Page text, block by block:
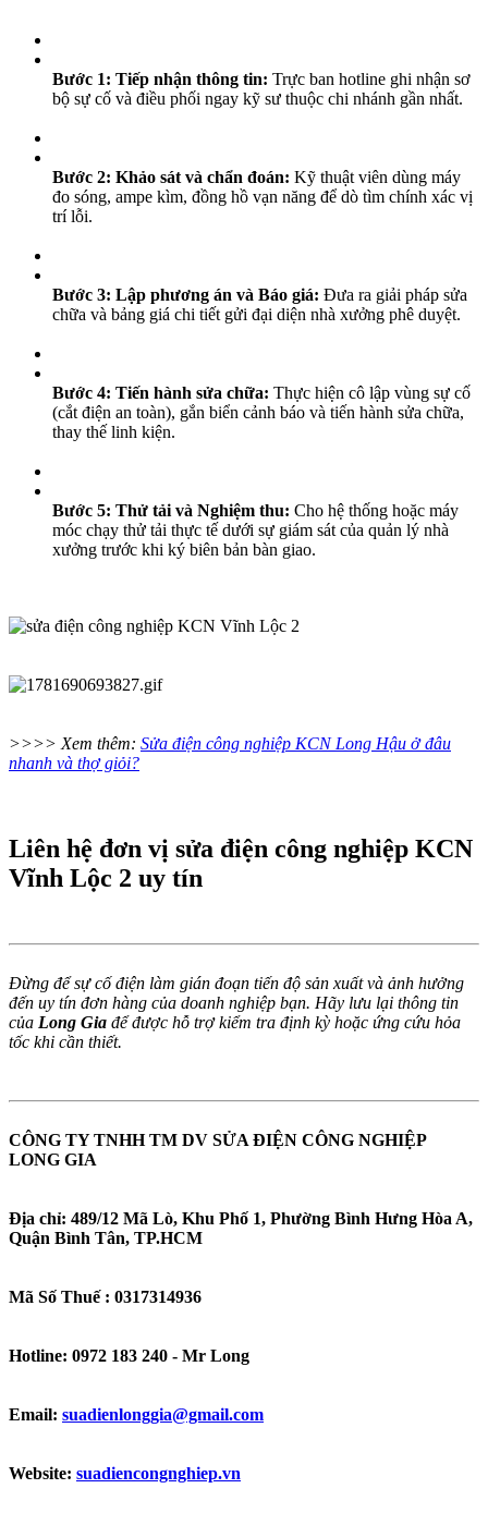
Bước 1: Tiếp nhận thông tin: Trực ban hotline ghi nhận sơ
bộ sự cố và điều phối ngay kỹ sư thuộc chi nhánh gần nhất.
Bước 2: Khảo sát và chẩn đoán: Kỹ thuật viên dùng máy
đo sóng, ampe kìm, đồng hồ vạn năng để dò tìm chính xác vị
trí lỗi.
Bước 3: Lập phương án và Báo giá: Đưa ra giải pháp sửa
chữa và bảng giá chi tiết gửi đại diện nhà xưởng phê duyệt.
Bước 4: Tiến hành sửa chữa: Thực hiện cô lập vùng sự cố
(cắt điện an toàn), gắn biển cảnh báo và tiến hành sửa chữa,
thay thế linh kiện.
Bước 5: Thử tải và Nghiệm thu: Cho hệ thống hoặc máy
móc chạy thử tải thực tế dưới sự giám sát của quản lý nhà
xưởng trước khi ký biên bản bàn giao.
>>>> Xem thêm: Sửa điện công nghiệp KCN Long Hậu ở đâu
nhanh và thợ giỏi?
Liên hệ đơn vị sửa điện công nghiệp KCN
Vĩnh Lộc 2 uy tín
Đừng để sự cố điện làm gián đoạn tiến độ sản xuất và ảnh hưởng
đến uy tín đơn hàng của doanh nghiệp bạn. Hãy lưu lại thông tin
của Long Gia để được hỗ trợ kiểm tra định kỳ hoặc ứng cứu hỏa
tốc khi cần thiết.
CÔNG TY TNHH TM DV SỬA ĐIỆN CÔNG NGHIỆP
LONG GIA
Địa chỉ: 489/12 Mã Lò, Khu Phố 1, Phường Bình Hưng Hòa A,
Quận Bình Tân, TP.HCM
Mã Số Thuế : 0317314936
Hotline: 0972 183 240 - Mr Long
Email: suadienlonggia@gmail.com
Website: suadiencongnghiep.vn